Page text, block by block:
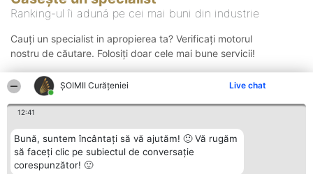
ȘOIMII Curățeniei Live chat
12:41
Bună, suntem încântați să vă ajutăm! 🙂 Vă rugăm
să faceți clic pe subiectul de conversație
corespunzător! 🙂
Ranking-ul îi adună pe cei mai buni din industrie
Cauți un specialist in apropierea ta? Verificați motorul
nostru de căutare. Folosiți doar cele mai bune servicii!